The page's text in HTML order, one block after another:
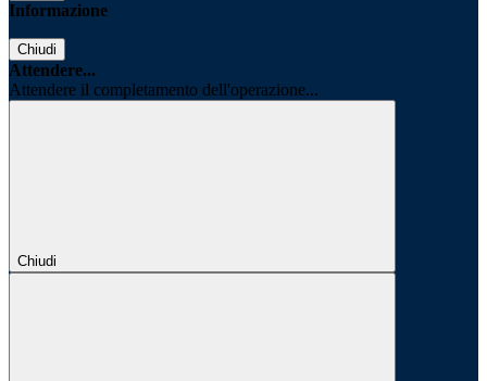
Informazione
Chiudi
Attendere...
Attendere il completamento dell'operazione...
Chiudi